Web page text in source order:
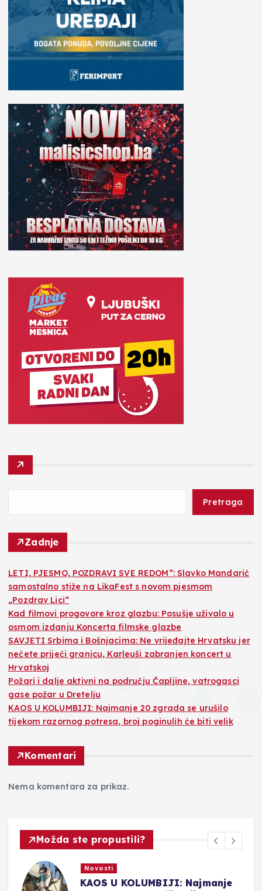
Pretraga
Zadnje
LETI, PJESMO, POZDRAVI SVE REDOM”: Slavko Mandarić
samostalno stiže na LikaFest s novom pjesmom
„Pozdrav Lici“
Kad filmovi progovore kroz glazbu: Posušje uživalo u
osmom izdanju Koncerta filmske glazbe
SAVJETI Srbima i Bošnjacima: Ne vrijeđajte Hrvatsku jer
nećete prijeći granicu, Karleuši zabranjen koncert u
Hrvatskoj
Požari i dalje aktivni na području Čapljine, vatrogasci
gase požar u Dretelju
KAOS U KOLUMBIJI: Najmanje 20 zgrada se urušilo
tijekom razornog potresa, broj poginulih će biti velik
Komentari
Nema komentara za prikaz.
Možda ste propustili?
Novosti
KAOS U KOLUMBIJI: Najmanje